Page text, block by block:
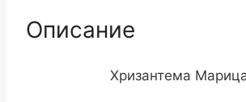
Описание
Хризантема